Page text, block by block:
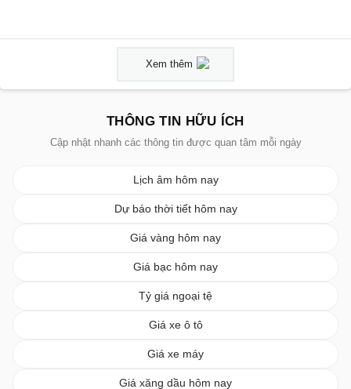
Xem thêm
THÔNG TIN HỮU ÍCH
Cập nhật nhanh các thông tin được quan tâm mỗi ngày
Lịch âm hôm nay
Dự báo thời tiết hôm nay
Giá vàng hôm nay
Giá bạc hôm nay
Tỷ giá ngoại tệ
Giá xe ô tô
Giá xe máy
Giá xăng dầu hôm nay